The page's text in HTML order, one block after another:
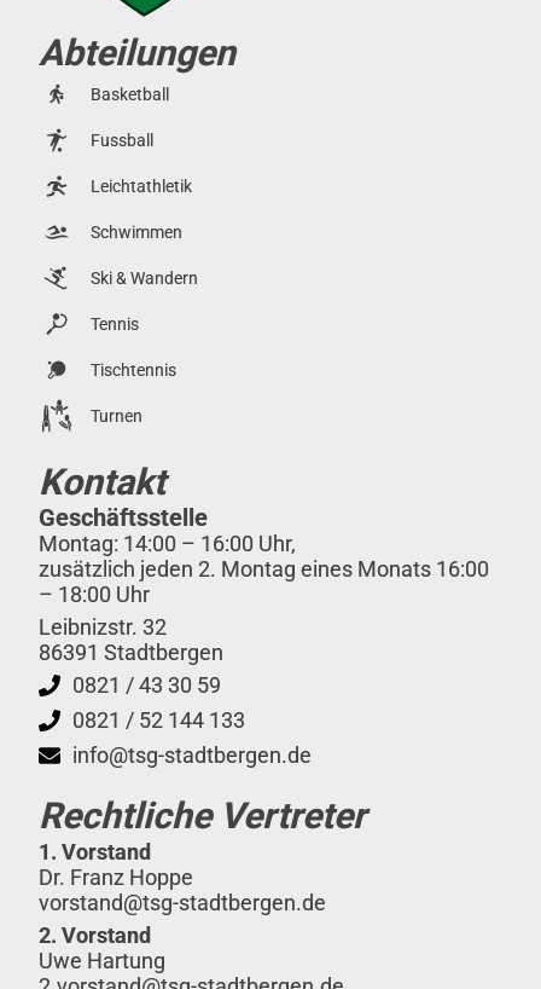
Abteilungen
Basketball
Fussball
Leichtathletik
Schwimmen
Ski & Wandern
Tennis
Tischtennis
Turnen
Kontakt
Geschäftsstelle
Montag: 14:00 – 16:00 Uhr,
zusätzlich jeden 2. Montag eines Monats 16:00
– 18:00 Uhr
Leibnizstr. 32
86391 Stadtbergen
0821 / 43 30 59
0821 / 52 144 133
info@tsg-stadtbergen.de
Rechtliche Vertreter
1. Vorstand
Dr. Franz Hoppe
vorstand@tsg-stadtbergen.de
2. Vorstand
Uwe Hartung